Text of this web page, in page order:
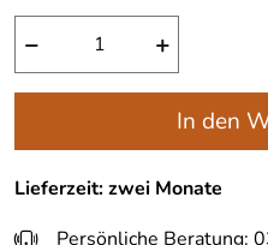
− +
In den
Lieferzeit: zwei Monate
Persönliche Beratung: